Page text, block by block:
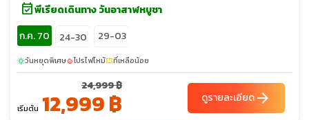
event_availableพีเรียดเดินทาง วันอาสาฬหบูชา
ก.ค. 70
24-30 29-03
sunnyวันหยุดพิเศษlocal_fire_departmentโปรไฟไหม้confirmation_numberที่เหลือน้อย
เริ่มต้น
24,999 ฿
12,999 ฿ ดูรายละเอียดarrow_forward